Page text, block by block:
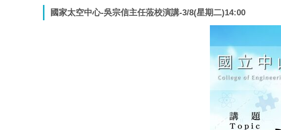
國家太空中心-吳宗信主任蒞校演講-3/8(星期二)14:00